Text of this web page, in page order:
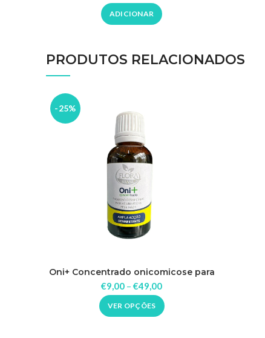
ADICIONAR
PRODUTOS RELACIONADOS
-25%
Oni+ Concentrado onicomicose para
Micoses 30ml Flora Brasil
€9,00 – €49,00
VER OPÇÕES